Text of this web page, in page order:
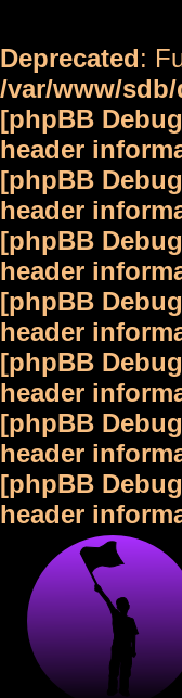
Deprecated:
/var/www/
[phpBB
header
[phpBB
header
[phpBB
header
[phpBB
header
[phpBB
header
[phpBB
header
[phpBB
header